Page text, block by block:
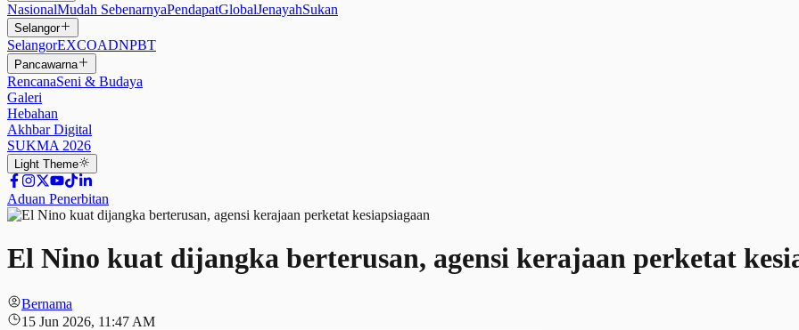
NasionalMudah SebenarnyaPendapatGlobalJenayahSukan
Selangor
SelangorEXCOADNPBT
Pancawarna
RencanaSeni & Budaya
Galeri
Hebahan
Akhbar Digital
SUKMA 2026
Light Theme
Aduan Penerbitan
El Nino kuat dijangka berterusan, agensi kerajaan perketat
Bernama
15 Jun 2026, 11:47 AM